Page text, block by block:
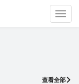
查看全部